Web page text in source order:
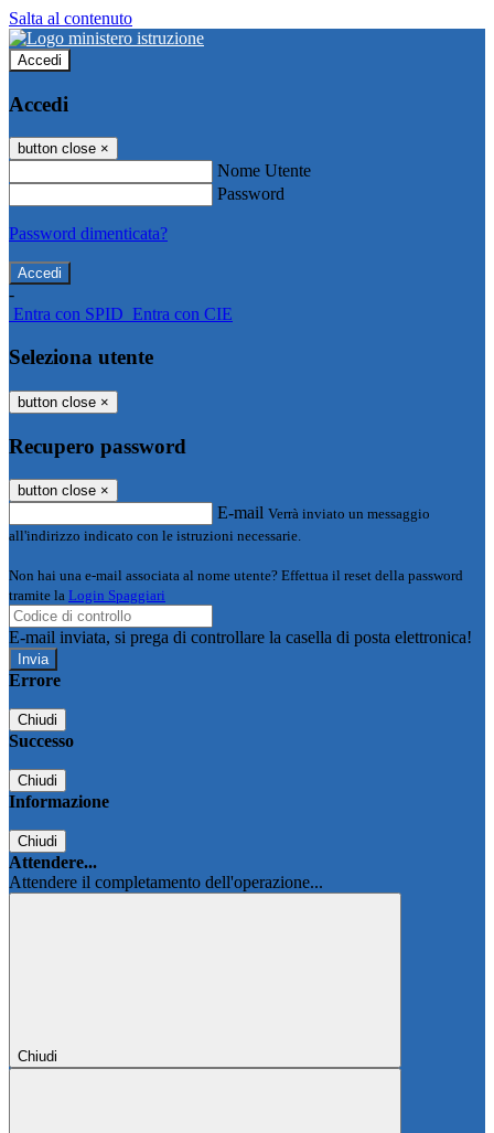
Salta al contenuto
Accedi
Accedi
button close ×
Nome Utente
Password
Password dimenticata?
-
Entra con SPID Entra con CIE
Seleziona utente
button close ×
Recupero password
button close ×
E-mail Verrà inviato un messaggio
all'indirizzo indicato con le istruzioni necessarie.
Non hai una e-mail associata al nome utente? Effettua il reset della password
tramite la Login Spaggiari
E-mail inviata, si prega di controllare la casella di posta elettronica!
Errore
Chiudi
Successo
Chiudi
Informazione
Chiudi
Attendere...
Attendere il completamento dell'operazione...
Chiudi